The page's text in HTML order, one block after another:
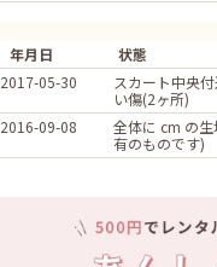
年月日 状態
2017-05-30
スカート中央
い傷(2ヶ所)
2016-09-08
全体に cm の
有のものです)